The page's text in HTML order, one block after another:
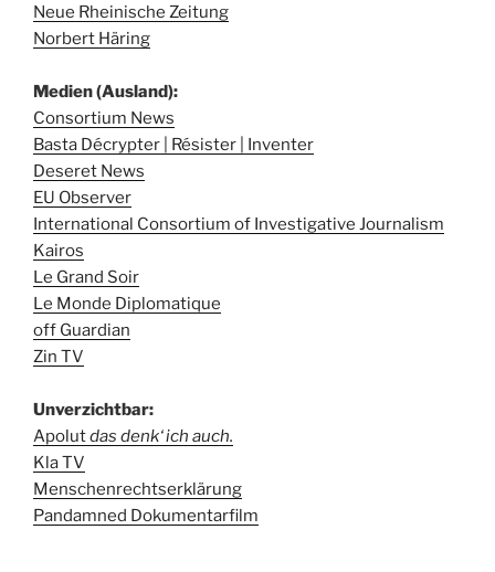
Neue Rheinische Zeitung
Norbert Häring
Medien (Ausland):
Consortium News
Basta Décrypter | Résister | Inventer
Deseret News
EU Observer
International Consortium of Investigative Journalism
Kairos
Le Grand Soir
Le Monde Diplomatique
off Guardian
Zin TV
Unverzichtbar:
Apolutdas denk‘ ich auch.
Kla TV
Menschenrechtserklärung
Pandamned Dokumentarfilm